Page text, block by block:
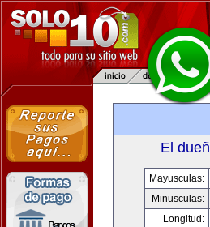
El
Mayusculas:
Minusculas:
Longitud: